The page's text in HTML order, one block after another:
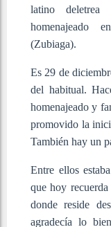
latino
homenajeado
(Zubiaga).
Es 29 de
del habitual.
homenajeado y
promovido la
También hay un
Entre ellos estaba
que hoy
donde reside
agradecía lo